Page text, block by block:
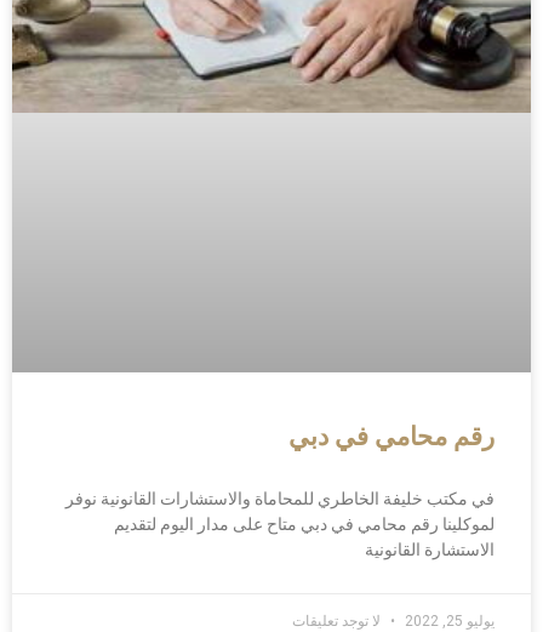
رقم محامي في دبي
في مكتب خليفة الخاطري للمحاماة والاستشارات القانونية نوفر
لموكلينا رقم محامي في دبي متاح على مدار اليوم لتقديم
الاستشارة القانونية
يوليو 25, 2022 لا توجد تعليقات